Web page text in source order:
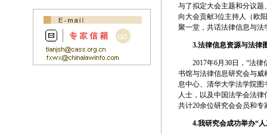
与了拟定大会主题和分议题
向大会贡献3位主持人（欧
聚一堂，共话法律信息与法
3.法律信息资源与法律
2017年6月30日，“法律
书馆与法律信息研究会与
息中心、清华大学法学院
人士，以及中国法学会法
共计20余位研究会会员和专
4.我研究会成功举办“